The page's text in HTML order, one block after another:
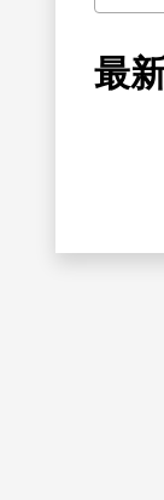
籤
籤
最